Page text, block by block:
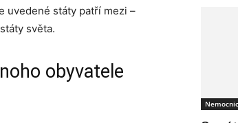
uvedené státy patří mezi –
světa.
obyvatele